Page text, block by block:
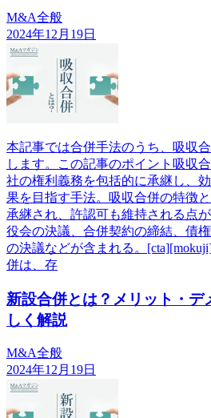
M&A全般
2024年12月19日
本記事では合併手法のうち、吸収
します。この記事のポイント吸収
社の権利義務を包括的に承継し、
果を目指す手法。吸収合併の特徴
承継され、許認可も維持される点
役会の決議、合併契約の締結、債
の決議などが含まれる。
併は、存
新設合併とは？メリット・デ
しく解説
M&A全般
2024年12月19日